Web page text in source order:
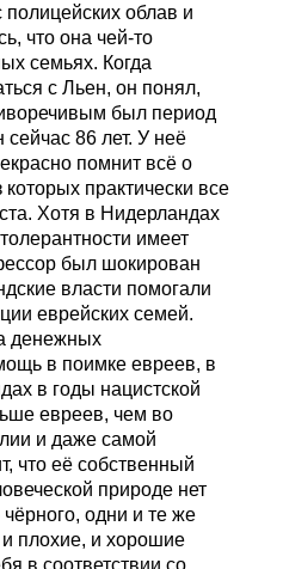
облав и
что она чей-то
семьях. Когда
с Льен, он понял,
был период
86 лет. У неё
помнит всё о
практически все
Хотя в Нидерландах
имеет
был шокирован
власти помогали
еврейских семей.
денежных
в поимке евреев, в
в годы нацистской
евреев, чем во
и даже самой
что её собственный
природе нет
чёрного, одни и те же
плохие, и хорошие